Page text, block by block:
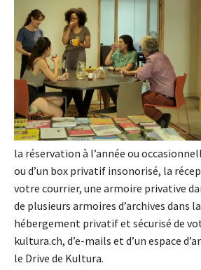
la réservation à l’année ou
ou d’un box privatif insonorisé, la
votre courrier, une armoire privative
de plusieurs armoires d’archives dans
hébergement privatif et sécurisé de
kultura.ch, d’e-mails et d’un espace
le Drive de Kultura.